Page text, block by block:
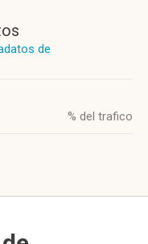
de
% del trafico